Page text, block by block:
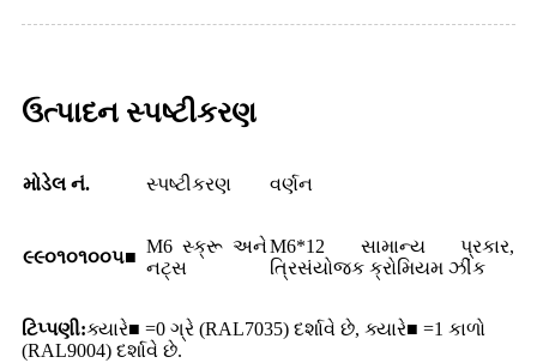
ઉત્પાદન સ્પષ્ટીકરણ
મોડેલ નં. સ્પષ્ટીકરણ વર્ણન
૯૯૦૧૦૧૦૦૫■
M6 સ્ક્રૂ અને
નટ્સ
M6*12 સામાન્ય પ્રકાર,
ત્રિસંયોજક ક્રોમિયમ ઝીંક
ટિપ્પણી:ક્યારે■ =0 ગ્રે (RAL7035) દર્શાવે છે, ક્યારે■ =1 કાળો
(RAL9004) દર્શાવે છે.